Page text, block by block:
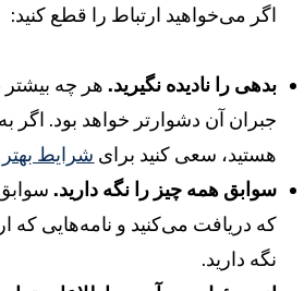
اگر می‌خواهید ارتباط را قطع کنید:
بدهی را نادیده نگیرید.هر چه بیشتر
جبران آن دشوارتر خواهد بود. اگر به
هستید، سعی کنید برای شرایط بهتر
سوابق همه چیز را نگه دارید.سوابق
که دریافت می‌کنید و نامه‌هایی که
نگه دارید.